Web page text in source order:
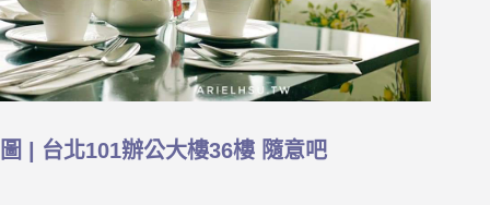
圖 | 台北101辦公大樓36樓 隨意吧